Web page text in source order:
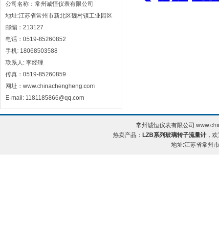
公司名称：常州诚恒仪表有限公司
地址:江苏省常州市新北区魏村镇工业园区
邮编：213127
电话：0519-85260852
手机: 18068503588
联系人: 李经理
传真：0519-85260859
网址：www.chinachengheng.com
E-mail: 1181185866@qq.com
常州诚恒仪表有限公司
热卖产品： LZB系列玻璃转子流量计 ，
地址:江苏省常州